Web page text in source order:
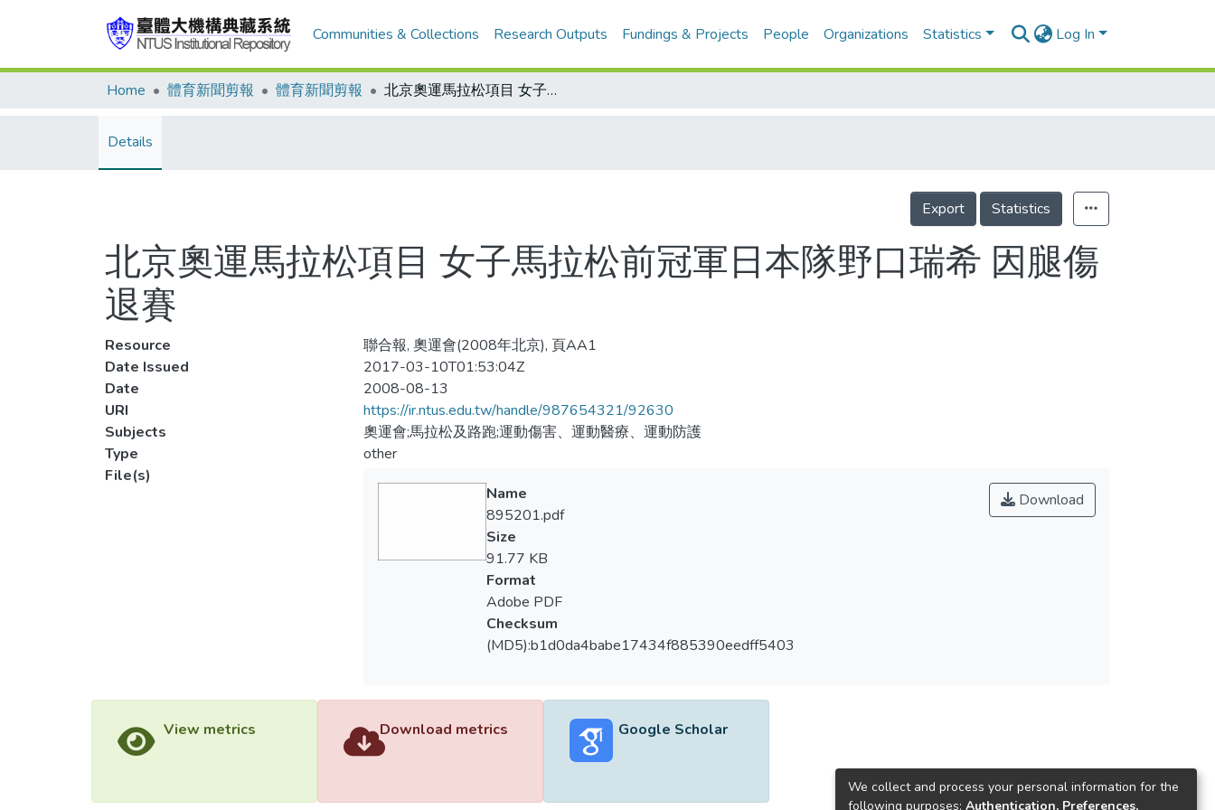
Communities & Collections Research Outputs Fundings & Projects People Organizations Statistics Log In
Home 體育新聞剪報 體育新聞剪報 北京奧運馬拉松項目 女子馬拉松前冠軍日本隊野口瑞希 因腿傷退賽
Details
Export Statistics
北京奧運馬拉松項目 女子馬拉松前冠軍日本隊野口瑞希 因腿傷
退賽
Resource
聯合報, 奧運會(2008年北京), 頁AA1
Date Issued
2017-03-10T01:53:04Z
Date
2008-08-13
URI
https://ir.ntus.edu.tw/handle/987654321/92630
Subjects
奧運會;馬拉松及路跑;運動傷害、運動醫療、運動防護
Type
other
File(s)
Download
Name
895201.pdf
Size
91.77 KB
Format
Adobe PDF
Checksum
(MD5):b1d0da4babe17434f885390eedff5403
View metrics Download metrics Google Scholar
We collect and process your personal information for the
following purposes: Authentication, Preferences,